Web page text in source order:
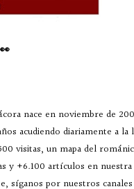
nace en noviembre de
acudiendo diariamente a
visitas, un mapa del
y +6.100 artículos en
síganos por nuestros